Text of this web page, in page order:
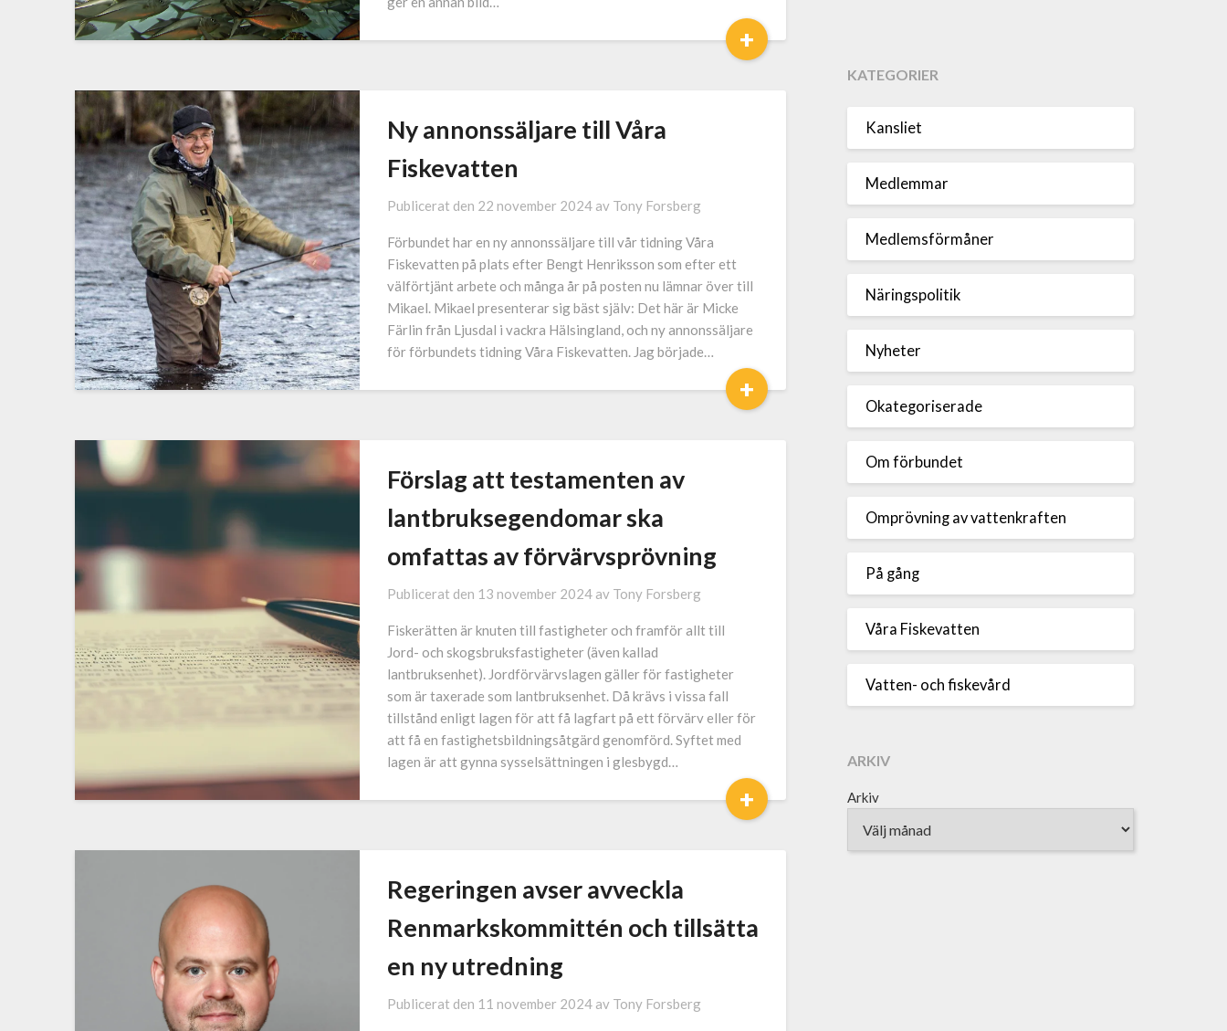
+
Ny annonssäljare till Våra
Fiskevatten
Publicerat den 22 november 2024av Tony Forsberg
Förbundet har en ny annonssäljare till vår tidning Våra
Fiskevatten på plats efter Bengt Henriksson som efter ett
välförtjänt arbete och många år på posten nu lämnar över till
Mikael. Mikael presenterar sig bäst själv: Det här är Micke
Färlin från Ljusdal i vackra Hälsingland, och ny annonssäljare
för förbundets tidning Våra Fiskevatten. Jag började…
+
Förslag att testamenten av
lantbruksegendomar ska
omfattas av förvärvsprövning
Publicerat den 13 november 2024av Tony Forsberg
Fiskerätten är knuten till fastigheter och framför allt till
Jord- och skogsbruksfastigheter (även kallad
lantbruksenhet). Jordförvärvslagen gäller för fastigheter
som är taxerade som lantbruksenhet. Då krävs i vissa fall
tillstånd enligt lagen för att få lagfart på ett förvärv eller för
att få en fastighetsbildningsåtgärd genomförd. Syftet med
lagen är att gynna sysselsättningen i glesbygd…
+
Regeringen avser avveckla
Renmarkskommittén och tillsätta
en ny utredning
Publicerat den 11 november 2024av Tony Forsberg
KATEGORIER
Kansliet
Medlemmar
Medlemsförmåner
Näringspolitik
Nyheter
Okategoriserade
Om förbundet
Omprövning av vattenkraften
På gång
Våra Fiskevatten
Vatten- och fiskevård
ARKIV
Arkiv